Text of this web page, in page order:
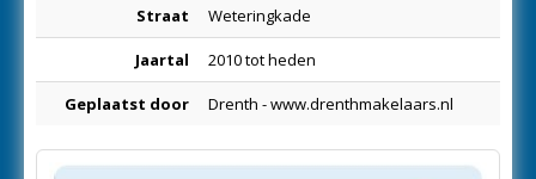
Straat Weteringkade
Jaartal 2010 tot heden
Geplaatst door Drenth - www.drenthmakelaars.nl